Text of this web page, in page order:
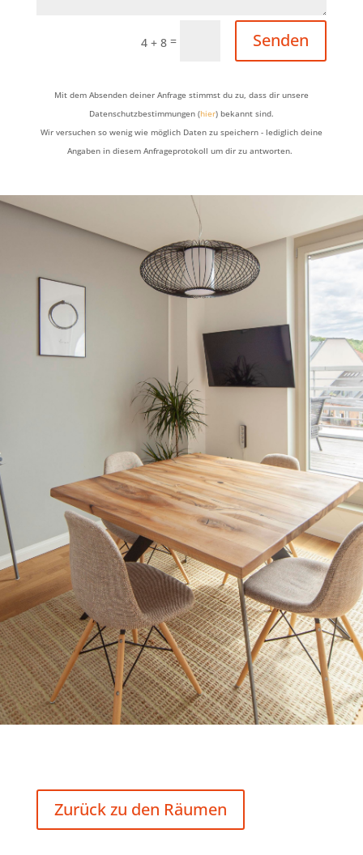
4 + 8 = Senden
Mit dem Absenden deiner Anfrage stimmst du zu, dass dir unsere
Datenschutzbestimmungen (hier) bekannt sind.
Wir versuchen so wenig wie möglich Daten zu speichern - lediglich deine
Angaben in diesem Anfrageprotokoll um dir zu antworten.
Zurück zu den Räumen